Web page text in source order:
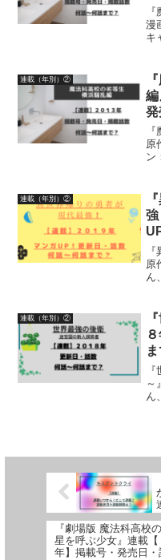
漫
キ
い
連載（年別）②
編
発
原
ン
い
連載（年別）②
強
原
ん
連載（年別）②
～
ん
『劇場版 魔法科高校
星を呼ぶ少女』連載【
年】掲載号・発売日・